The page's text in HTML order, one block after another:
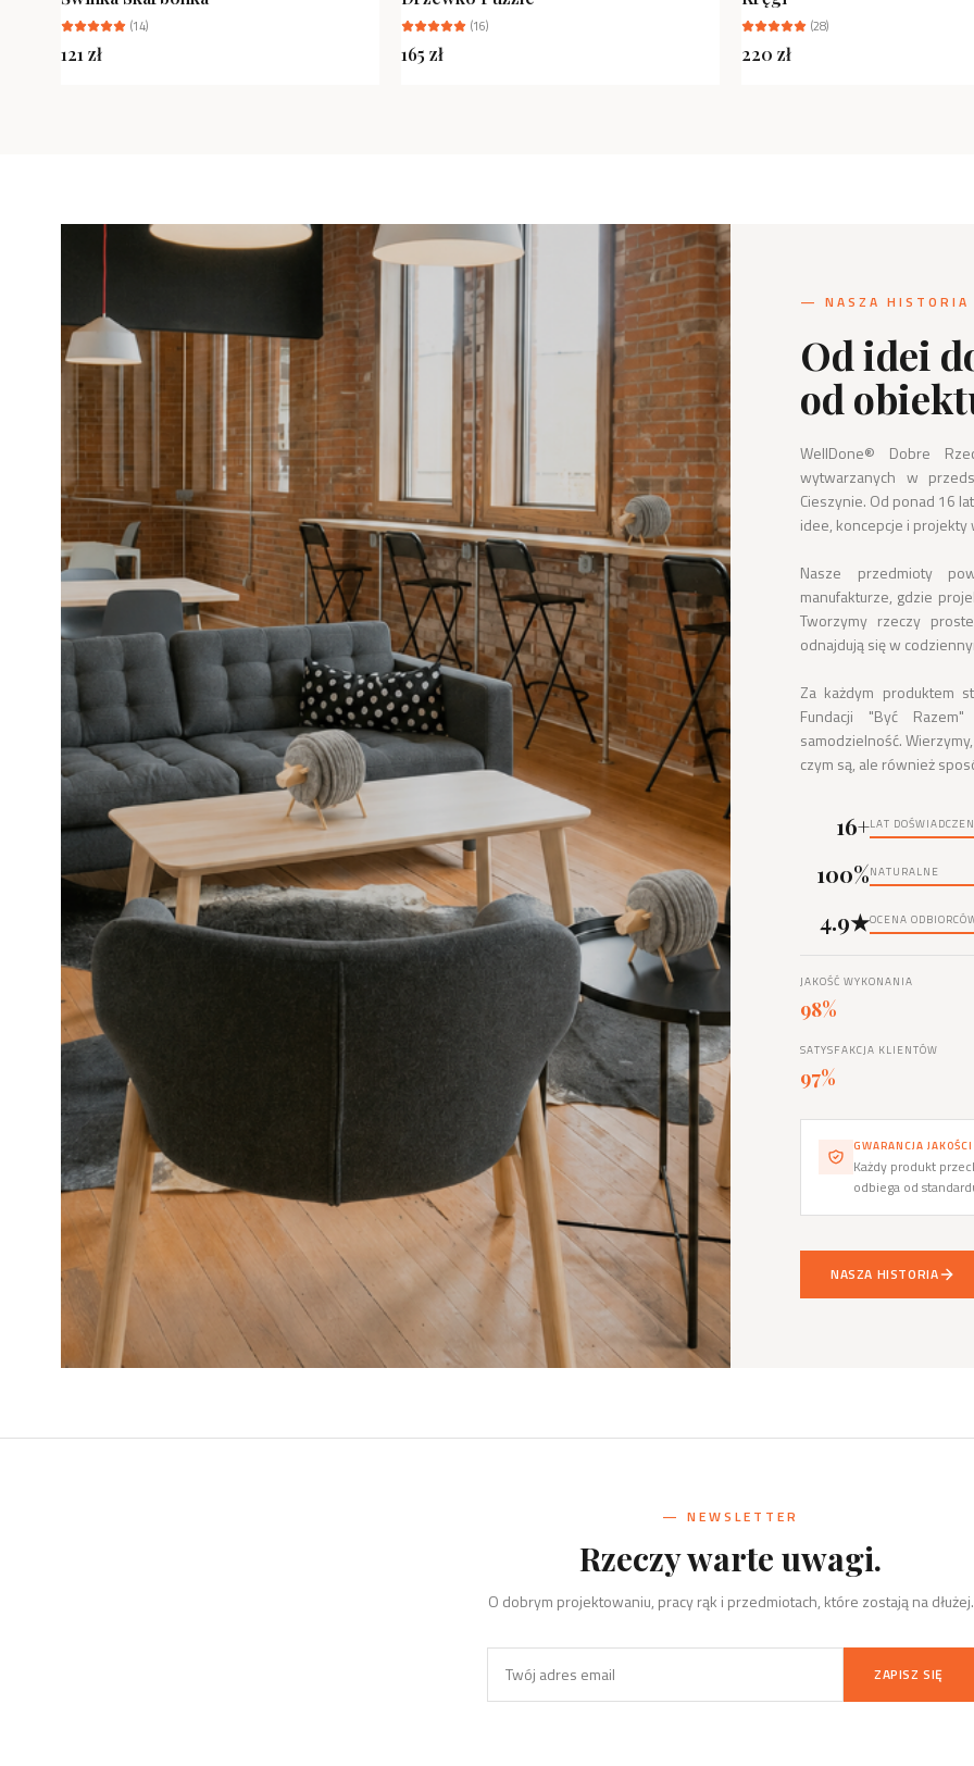
(14)
121 zł
(16)
165 zł
(28)
220 zł
— NASZA HISTORIA
Od idei
od
WellDone® Dobre
wytwarzanych w
Cieszynie. Od ponad 16
idee, koncepcje i projekty
Nasze przedmioty
manufakturze, gdzie
Tworzymy rzeczy
odnajdują się w
Za każdym produktem
Fundacji "Być
samodzielność.
czym są, ale również
16+LAT
100%NATURALNE
4.9★OCENA
JAKOŚĆ WYKONANIA
98%
SATYSFAKCJA KLIENTÓW
97%
GWARANCJA JAKOŚCI
Każdy produkt
odbiega od
NASZA HISTORIA
— NEWSLETTER
Rzeczy warte uwagi.
O dobrym projektowaniu, pracy rąk i przedmiotach, które zostają na dłużej.
ZAPISZ SIĘ